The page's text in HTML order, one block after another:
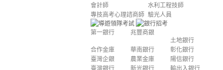
會計師
水利工程技師
專技高考心理諮商師 驗光人員
第一銀行
兆豐商銀
土地銀行
合作金庫
華南銀行
彰化銀行
臺灣企銀
農業金庫
陽信銀行
臺灣銀行
新光銀行 輸出入銀行